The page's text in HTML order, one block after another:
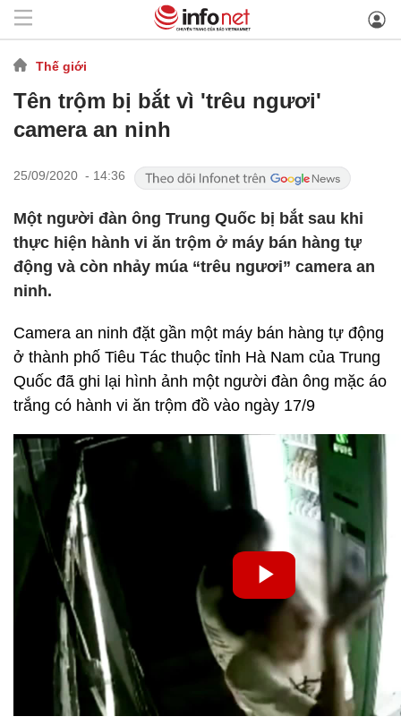
Thế giới
Tên trộm bị bắt vì 'trêu ngươi'
camera an ninh
25/09/2020 - 14:36
Một người đàn ông Trung Quốc bị bắt sau khi
thực hiện hành vi ăn trộm ở máy bán hàng tự
động và còn nhảy múa “trêu ngươi” camera an
ninh.
Camera an ninh đặt gần một máy bán hàng tự động
ở thành phố Tiêu Tác thuộc tỉnh Hà Nam của Trung
Quốc đã ghi lại hình ảnh một người đàn ông mặc áo
trắng có hành vi ăn trộm đồ vào ngày 17/9